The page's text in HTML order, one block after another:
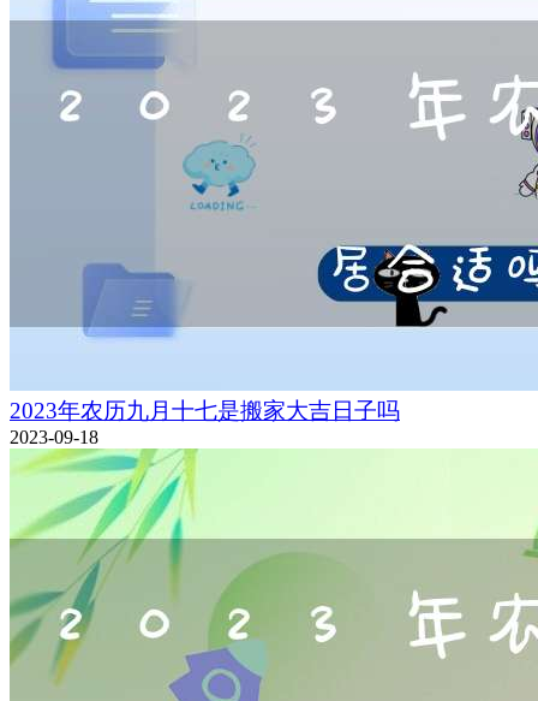
2023年农历九月十七是搬家大吉日子吗
2023-09-18